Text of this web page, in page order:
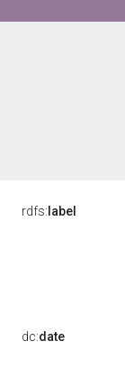
rdfs: label
dc:date